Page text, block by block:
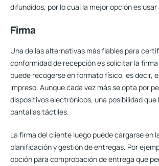
difundidos, por lo cual la mejor opción es usar
Firma
Una de las alternativas más fiables para
conformidad de recepción es solicitar la
puede recogerse en formato físico, es decir,
impreso. Aunque cada vez más se opta por
dispositivos electrónicos, una posibilidad que
pantallas táctiles.
La firma del cliente luego puede cargarse en
planificación y gestión de entregas. Por
opción para comprobación de entrega que